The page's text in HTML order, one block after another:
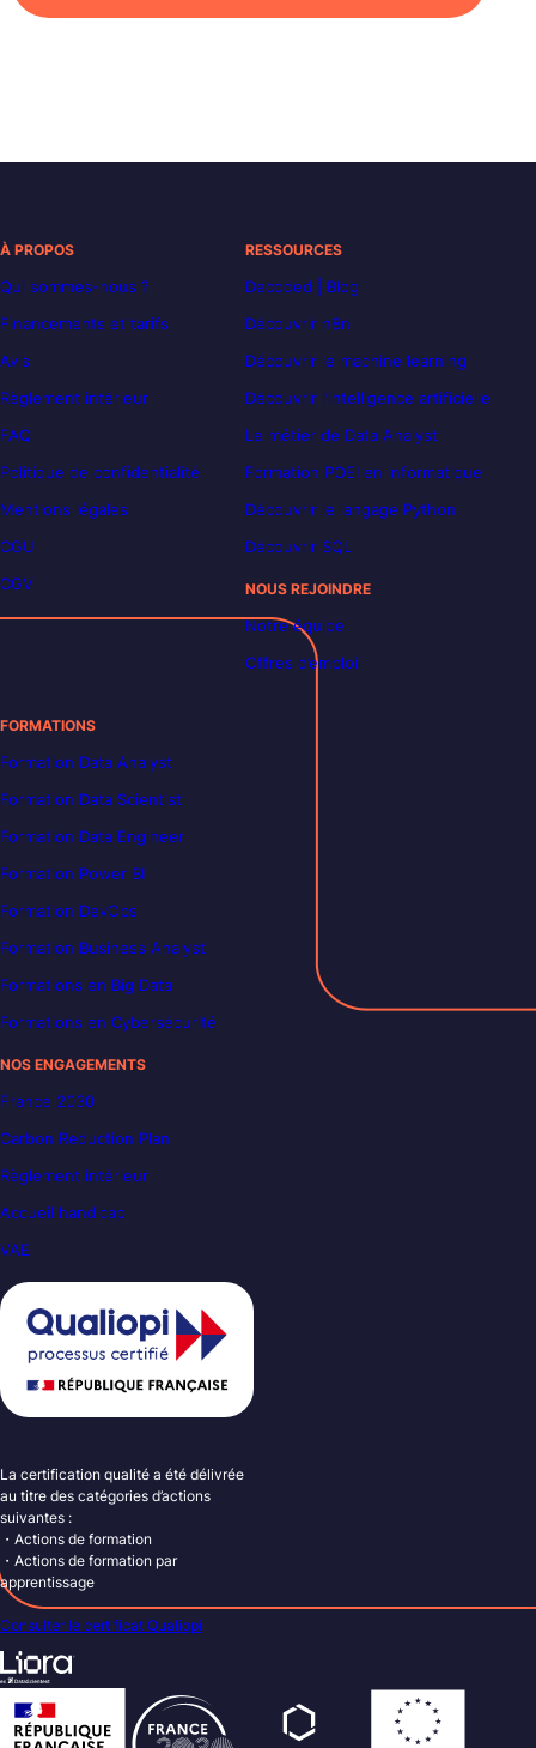
À PROPOS
Qui sommes-nous ?
Financements et tarifs
Avis
Règlement intérieur
FAQ
Politique de confidentialité
Mentions légales
CGU
CGV
RESSOURCES
Decoded | Blog
Découvrir n8n
Découvrir le machine learning
Découvrir l’intelligence artificielle
Le métier de Data Analyst
Formation POEI en informatique
Découvrir le langage Python
Découvrir SQL
NOUS REJOINDRE
Notre équipe
Offres d’emploi
FORMATIONS
Formation Data Analyst
Formation Data Scientist
Formation Data Engineer
Formation Power BI
Formation DevOps
Formation Business Analyst
Formations en Big Data
Formations en Cybersécurité
NOS ENGAGEMENTS
France 2030
Carbon Reduction Plan
Règlement intérieur
Accueil handicap
VAE
La certification qualité a été délivrée
au titre des catégories d’actions
suivantes :
・Actions de formation
・Actions de formation par
apprentissage
Consulter le certificat Qualiopi